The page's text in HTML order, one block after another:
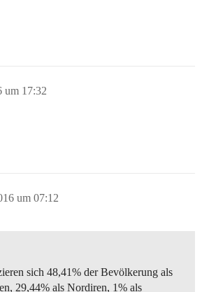
um 17:32
um 07:12
sich 48,41% der Bevölkerung als
29,44% als Nordiren, 1% als